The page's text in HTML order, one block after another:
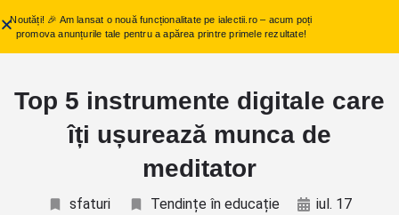
Top 5 instrumente digitale care
îți ușurează munca de
meditator
sfaturi Tendințe în educație
iul. 17
Noutăți! 🎉 Am lansat o nouă funcționalitate pe ialectii.ro – acum poți
promova anunțurile tale pentru a apărea printre primele rezultate!